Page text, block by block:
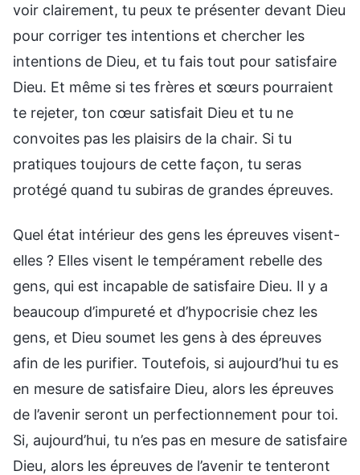
voir clairement, tu peux te présenter devant Dieu
pour corriger tes intentions et chercher les
intentions de Dieu, et tu fais tout pour satisfaire
Dieu. Et même si tes frères et sœurs pourraient
te rejeter, ton cœur satisfait Dieu et tu ne
convoites pas les plaisirs de la chair. Si tu
pratiques toujours de cette façon, tu seras
protégé quand tu subiras de grandes épreuves.
Quel état intérieur des gens les épreuves visent-
elles ? Elles visent le tempérament rebelle des
gens, qui est incapable de satisfaire Dieu. Il y a
beaucoup d’impureté et d’hypocrisie chez les
gens, et Dieu soumet les gens à des épreuves
afin de les purifier. Toutefois, si aujourd’hui tu es
en mesure de satisfaire Dieu, alors les épreuves
de l’avenir seront un perfectionnement pour toi.
Si, aujourd’hui, tu n’es pas en mesure de satisfaire
Dieu, alors les épreuves de l’avenir te tenteront